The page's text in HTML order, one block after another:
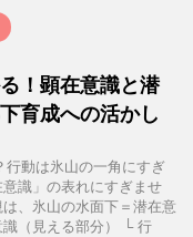
！顕在意識と潜
育成への活かし
行動は氷山の一角にすぎ
識」の表れにすぎませ
、氷山の水面下＝潜在意
（見える部分） └ 行